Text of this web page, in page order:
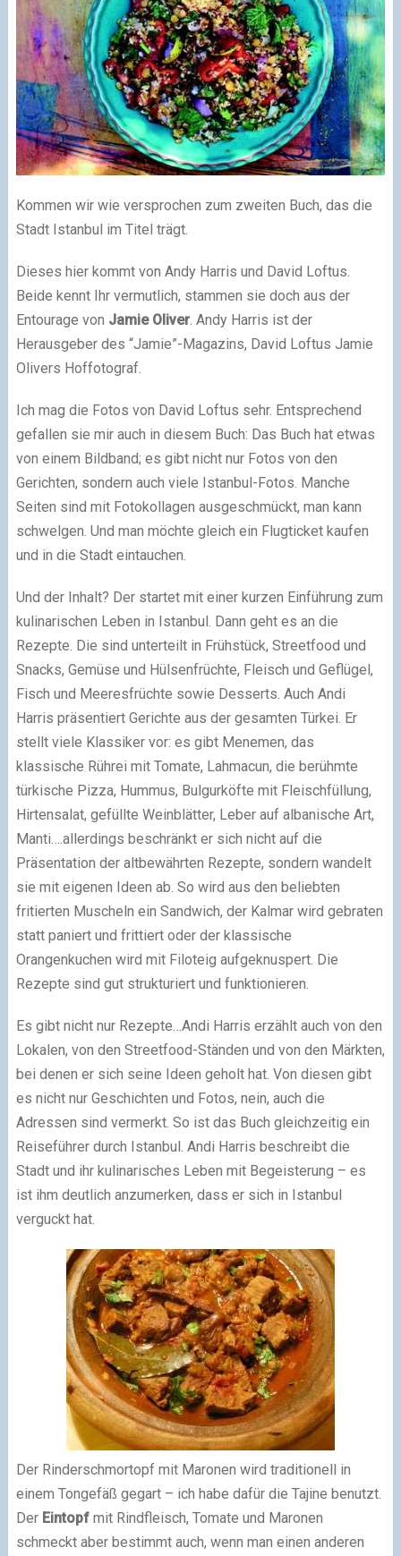
Kommen wir wie versprochen zum zweiten Buch, das die
Stadt Istanbul im Titel trägt.
Dieses hier kommt von Andy Harris und David Loftus.
Beide kennt Ihr vermutlich, stammen sie doch aus der
Entourage von Jamie Oliver. Andy Harris ist der
Herausgeber des “Jamie”-Magazins, David Loftus Jamie
Olivers Hoffotograf.
Ich mag die Fotos von David Loftus sehr. Entsprechend
gefallen sie mir auch in diesem Buch: Das Buch hat etwas
von einem Bildband; es gibt nicht nur Fotos von den
Gerichten, sondern auch viele Istanbul-Fotos. Manche
Seiten sind mit Fotokollagen ausgeschmückt, man kann
schwelgen. Und man möchte gleich ein Flugticket kaufen
und in die Stadt eintauchen.
Und der Inhalt? Der startet mit einer kurzen Einführung zum
kulinarischen Leben in Istanbul. Dann geht es an die
Rezepte. Die sind unterteilt in Frühstück, Streetfood und
Snacks, Gemüse und Hülsenfrüchte, Fleisch und Geflügel,
Fisch und Meeresfrüchte sowie Desserts. Auch Andi
Harris präsentiert Gerichte aus der gesamten Türkei. Er
stellt viele Klassiker vor: es gibt Menemen, das
klassische Rührei mit Tomate, Lahmacun, die berühmte
türkische Pizza, Hummus, Bulgurköfte mit Fleischfüllung,
Hirtensalat, gefüllte Weinblätter, Leber auf albanische Art,
Manti….allerdings beschränkt er sich nicht auf die
Präsentation der altbewährten Rezepte, sondern wandelt
sie mit eigenen Ideen ab. So wird aus den beliebten
fritierten Muscheln ein Sandwich, der Kalmar wird gebraten
statt paniert und frittiert oder der klassische
Orangenkuchen wird mit Filoteig aufgeknuspert. Die
Rezepte sind gut strukturiert und funktionieren.
Es gibt nicht nur Rezepte…Andi Harris erzählt auch von den
Lokalen, von den Streetfood-Ständen und von den Märkten,
bei denen er sich seine Ideen geholt hat. Von diesen gibt
es nicht nur Geschichten und Fotos, nein, auch die
Adressen sind vermerkt. So ist das Buch gleichzeitig ein
Reiseführer durch Istanbul. Andi Harris beschreibt die
Stadt und ihr kulinarisches Leben mit Begeisterung – es
ist ihm deutlich anzumerken, dass er sich in Istanbul
verguckt hat.
Der Rinderschmortopf mit Maronen wird traditionell in
einem Tongefäß gegart – ich habe dafür die Tajine benutzt.
Der Eintopfmit Rindfleisch, Tomate und Maronen
schmeckt aber bestimmt auch, wenn man einen anderen